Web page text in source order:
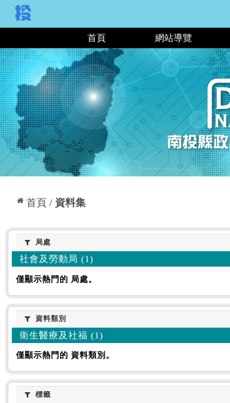
首頁 網站導覽
首頁 資料集
:::
局處局處
社會及勞動局 (1)
僅顯示熱門的 局處。
資料類別
資料類別
衛生醫療及社福 (1)
僅顯示熱門的 資料類別。
標籤標籤